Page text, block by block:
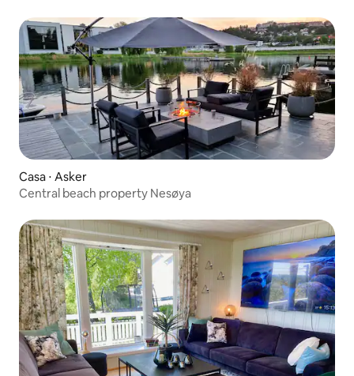
Casa ⋅ Asker
Central beach property Nesøya